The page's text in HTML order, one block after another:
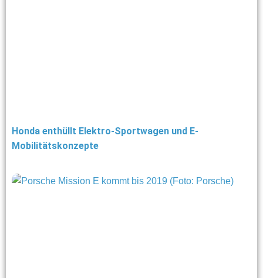
Honda enthüllt Elektro-Sportwagen und E-
Mobilitätskonzepte